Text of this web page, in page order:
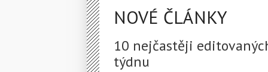
NOVÉ ČLÁNKY
10 nejčastěji
týdnu